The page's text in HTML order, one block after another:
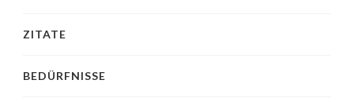
ZITATE
BEDÜRFNISSE